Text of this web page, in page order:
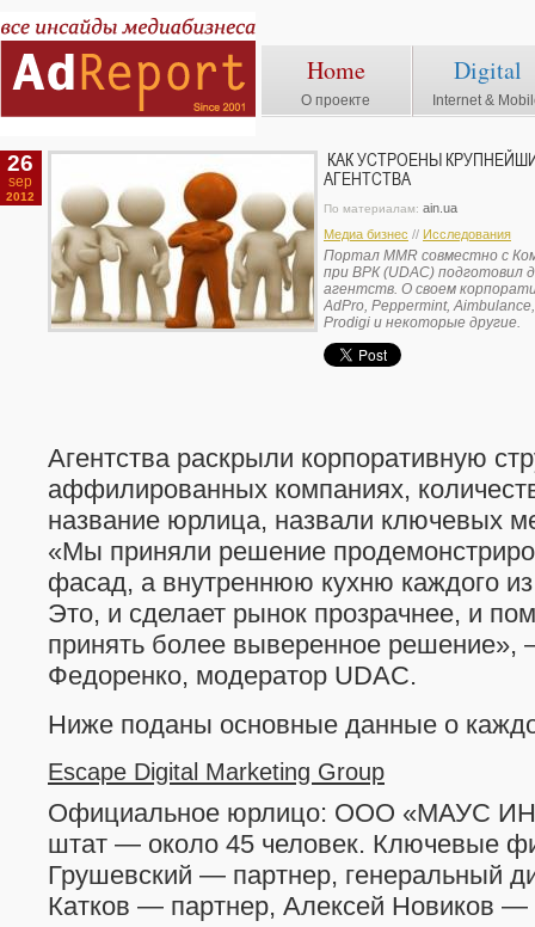
Home
О проекте
Digital
Internet &
26
sep
2012
КАК УСТРОЕНЫ
АГЕНТСТВА
По материалам: ain.ua
Медиа бизнес // Исследования
Портал MMR совместно с
при ВРК (UDAC) подготовил
агентств. О своем
AdPro, Peppermint,
Prodigi и некоторые другие.
Агентства раскрыли корпоративную
аффилированных компаниях,
название юрлица, назвали ключевых
«Мы приняли решение
фасад, а внутреннюю кухню каждого
Это, и сделает рынок прозрачнее, и
принять более выверенное решение»,
Федоренко, модератор UDAC.
Ниже поданы основные данные о
Escape Digital Marketing Group
Официальное юрлицо: ООО «МАУС
штат — около 45 человек. Ключевые
Грушевский — партнер, генеральный
Катков — партнер, Алексей Новиков —